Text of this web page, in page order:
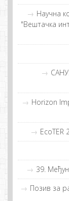
Научна
"Вештачка
Horizon
EcoTER
39.
Позив за